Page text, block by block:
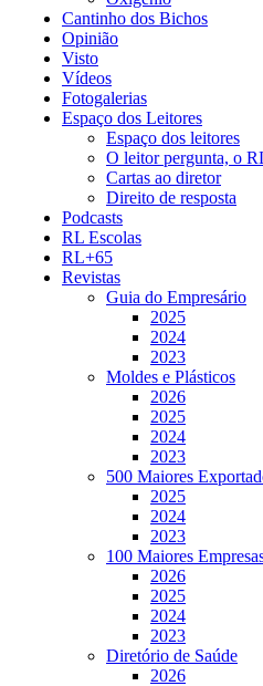
Cantinho dos Bichos
Opinião
Visto
Vídeos
Fotogalerias
Espaço dos Leitores
Espaço dos leitores
O leitor pergunta, o
Cartas ao diretor
Direito de resposta
Podcasts
RL Escolas
RL+65
Revistas
Guia do Empresário
2025
2024
2023
Moldes e Plásticos
2026
2025
2024
2023
500 Maiores
2025
2024
2023
100 Maiores
2026
2025
2024
2023
Diretório de Saúde
2026